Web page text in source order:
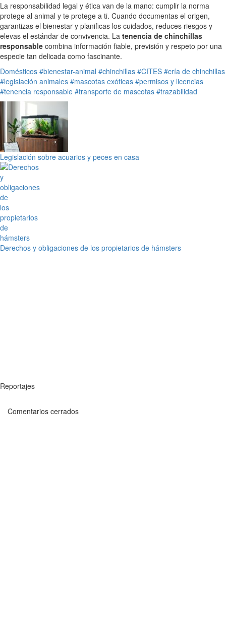
La responsabilidad legal y ética van de la mano: cumplir la norma
protege al animal y te protege a ti. Cuando documentas el origen,
garantizas el bienestar y planificas los cuidados, reduces riesgos y
elevas el estándar de convivencia. La tenencia de chinchillas
responsable combina información fiable, previsión y respeto por una
especie tan delicada como fascinante.
Domésticos #bienestar-animal #chinchillas #CITES #cría de chinchillas
#legislación animales #mascotas exóticas #permisos y licencias
#tenencia responsable #transporte de mascotas #trazabilidad
Legislación sobre acuarios y peces en casa
Derechos y obligaciones de los propietarios de hámsters
Reportajes
Comentarios cerrados